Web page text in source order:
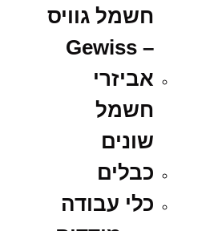
חשמל גוויס
– Gewiss
אביזרי
חשמל
שונים
כבלים
כלי עבודה